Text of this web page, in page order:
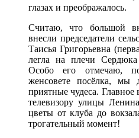
глазах и преображалось.
Считаю, что большой
внесли председатели
Таисья Григорьевна
легла на плечи
Особо его отмечаю,
женсовете посёлка, мы
приятные чудеса.
телевизору улицы
цветы от клуба до
трогательный момент!